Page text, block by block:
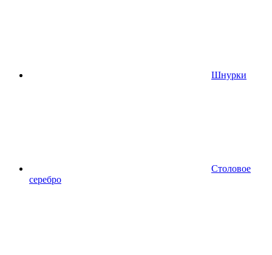
Шнурки
Столовое
серебро